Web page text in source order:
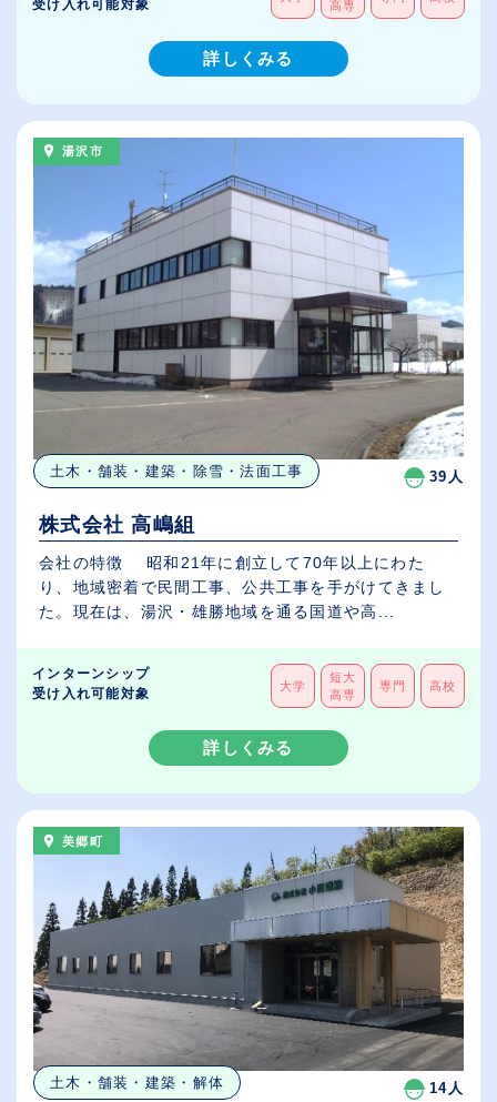
受け入れ可能対象 高専
詳しくみる
湯沢市
土木・舗装・建築・除雪・法面工事 39人
株式会社 高嶋組
会社の特徴 昭和21年に創立して70年以上にわた
り、地域密着で民間工事、公共工事を手がけてきまし
た。現在は、湯沢・雄勝地域を通る国道や高...
インターンシップ
受け入れ可能対象
大学
短大
高専
専門 高校
詳しくみる
美郷町
土木・舗装・建築・解体 14人